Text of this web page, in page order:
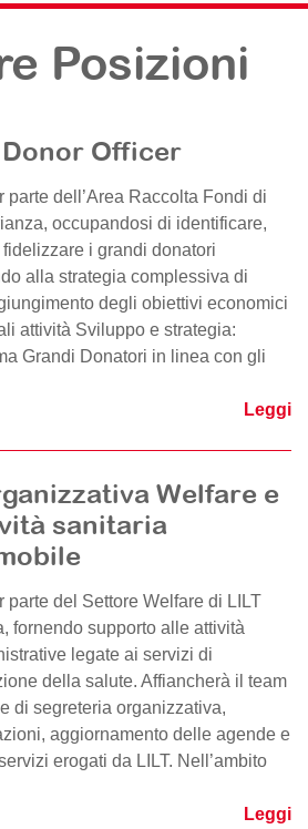
Posizioni
Officer
parte dell’Area Raccolta Fondi di
occupandosi di identificare,
i grandi donatori
alla strategia complessiva di
degli obiettivi economici
attività Sviluppo e strategia:
Grandi Donatori in linea con gli
Leggi
Welfare e
sanitaria
parte del Settore Welfare di LILT
fornendo supporto alle attività
legate ai servizi di
della salute. Affiancherà il team
di segreteria organizzativa,
aggiornamento delle agende e
erogati da LILT. Nell’ambito
Leggi